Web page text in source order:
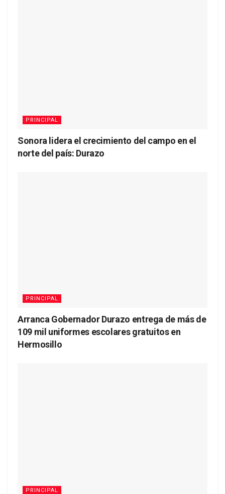
PRINCIPAL
Sonora lidera el crecimiento del campo en el
norte del país: Durazo
PRINCIPAL
Arranca Gobernador Durazo entrega de más de
109 mil uniformes escolares gratuitos en
Hermosillo
PRINCIPAL